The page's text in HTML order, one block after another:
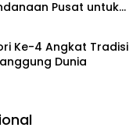
Pusat untuk
Liangkobhori
Ke-4 Angkat Tradisi
Dunia